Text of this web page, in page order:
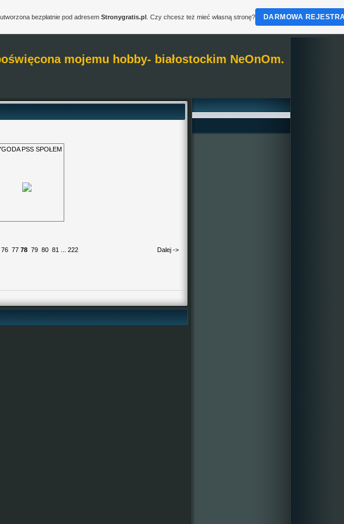
mojemu hobby- białostockim NeOnOm.
PSS SPOŁEM
76 77 78 79 80 81 222 Dalej ->
bezpłatnie pod adresem Stronygratis.pl. Czy chcesz też mieć własną stronę? DARMOWA